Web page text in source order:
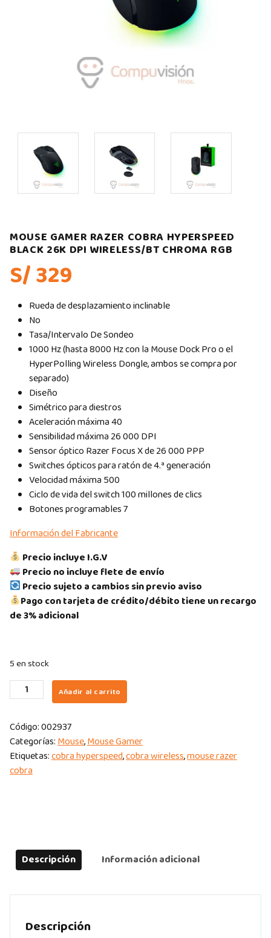
MOUSE GAMER RAZER COBRA HYPERSPEED
BLACK 26K DPI WIRELESS/BT CHROMA RGB
S/ 329
Rueda de desplazamiento inclinable
No
Tasa/Intervalo De Sondeo
1000 Hz (hasta 8000 Hz con la Mouse Dock Pro o el
HyperPolling Wireless Dongle, ambos se compra por
separado)
Diseño
Simétrico para diestros
Aceleración máxima 40
Sensibilidad máxima 26 000 DPI
Sensor óptico Razer Focus X de 26 000 PPP
Switches ópticos para ratón de 4.ª generación
Velocidad máxima 500
Ciclo de vida del switch 100 millones de clics
Botones programables 7
Información del Fabricante
Precio incluye I.G.V
Precio no incluye flete de envío
Precio sujeto a cambios sin previo aviso
Pago con tarjeta de crédito/débito tiene un recargo
de 3% adicional
5 en stock
MOUSE
GAMER
COBRA
HYPERSPEED
BLACK
26K
quantity
Añadir al carrito
Código:002937
Categorías:Mouse,Mouse Gamer
Etiquetas:cobra hyperspeed,cobra wireless,mouse razer
cobra
Descripción Información adicional
Descripción